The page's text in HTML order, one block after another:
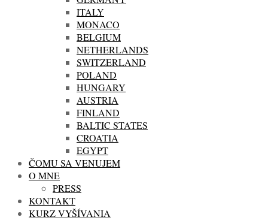
ITALY
MONACO
BELGIUM
NETHERLANDS
SWITZERLAND
POLAND
HUNGARY
AUSTRIA
FINLAND
BALTIC STATES
CROATIA
EGYPT
ČOMU SA VENUJEM
O MNE
PRESS
KONTAKT
KURZ VYŠÍVANIA